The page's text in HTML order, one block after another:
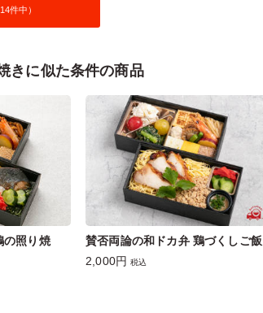
件中）
きに似た条件の商品
の照り焼
賛否両論の和ドカ弁 鶏づくしご飯
2,000円 税込